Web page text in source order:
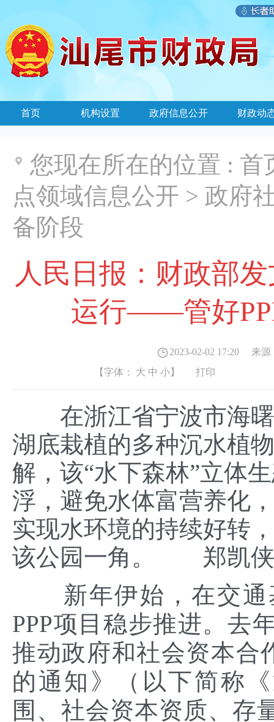
首页 机构设置 政府信息公开 财政动
您现在所在的位置 : 首
点领域信息公开 > 政府
备阶段
人民日报：财政部
运行——管好
2023-02-02 17:20 来源
【字体： 大 中 小】 打印
在浙江省宁波市海
湖底栽植的多种沉水植
解，该“水下森林”立体
浮，避免水体富营养化
实现水环境的持续好转
该公园一角。 郑凯侠
新年伊始，在交通
PPP项目稳步推进。去
推动政府和社会资本合
的通知》（以下简称
围、社会资本资质、存